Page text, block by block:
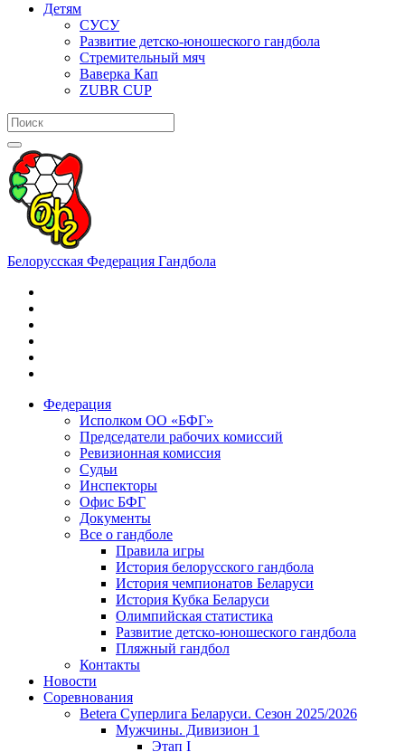
Детям
СУСУ
Развитие детско-юношеского гандбола
Стремительный мяч
Ваверка Кап
ZUBR CUP
Белорусская Федерация Гандбола
Федерация
Исполком ОО «БФГ»
Председатели рабочих комиссий
Ревизионная комиссия
Судьи
Инспекторы
Офис БФГ
Документы
Все о гандболе
Правила игры
История белорусского гандбола
История чемпионатов Беларуси
История Кубка Беларуси
Олимпийская статистика
Развитие детско-юношеского гандбола
Пляжный гандбол
Контакты
Новости
Соревнования
Betera Суперлига Беларуси. Сезон 2025/2026
Мужчины. Дивизион 1
Этап I